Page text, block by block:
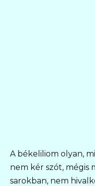
A békeliliom olyan,
nem kér szót, mégis
sarokban, nem